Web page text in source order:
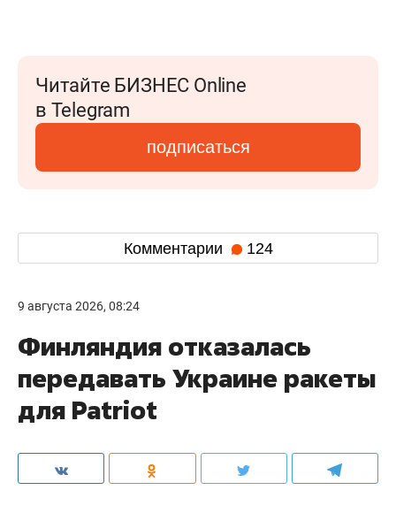
Читайте БИЗНЕС Online
в Telegram
подписаться
Комментарии 124
9 августа 2026, 08:24
Финляндия отказалась
передавать Украине ракеты
для Patriot